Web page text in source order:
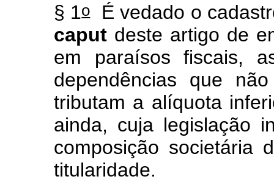
§ 1oÉ vedado o
caput deste artigo de
em paraísos fiscais,
dependências que
tributam a alíquota
ainda, cuja legislação
composição societária
titularidade.